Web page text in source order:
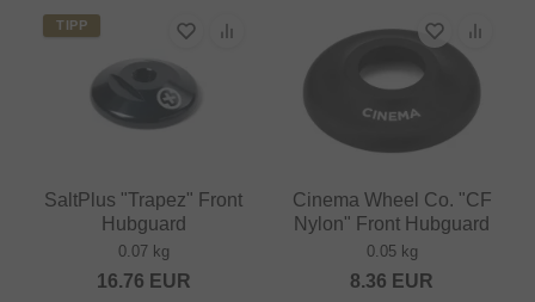
TIPP
SaltPlus "Trapez" Front
Hubguard
0.07 kg
16.76 EUR
Cinema Wheel Co. "CF
Nylon" Front Hubguard
0.05 kg
8.36 EUR